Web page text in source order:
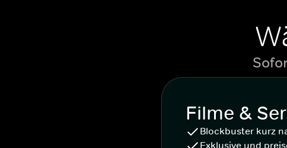
Filme &
Blockbuster kurz
Exklusive und